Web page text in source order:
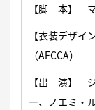
【脚 本】 マ
【衣装デザ
（AFCCA）
【出 演】 ジ
ー、ノエミ・